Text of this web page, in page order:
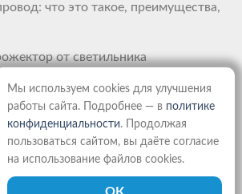
что это такое, преимущества,
от светильника
Мы используем cookies для улучшения
работы сайта. Подробнее — в политике
конфиденциальности. Продолжая
пользоваться сайтом, вы даёте согласие
на использование файлов cookies.